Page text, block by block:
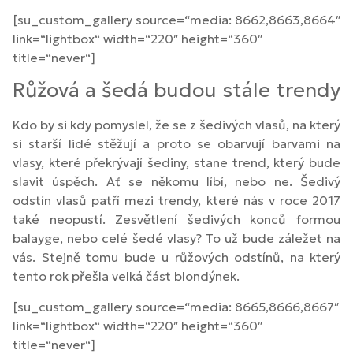
[su_custom_gallery source=“media: 8662,8663,8664″
link=“lightbox“ width=“220″ height=“360″
title=“never“]
Růžová a šedá budou stále trendy
Kdo by si kdy pomyslel, že se z šedivých vlasů, na který
si starší lidé stěžují a proto se obarvují barvami na
vlasy, které překrývají šediny, stane trend, který bude
slavit úspěch. Ať se někomu líbí, nebo ne. Šedivý
odstín vlasů patří mezi trendy, které nás v roce 2017
také neopustí. Zesvětlení šedivých konců formou
balayge, nebo celé šedé vlasy? To už bude záležet na
vás. Stejně tomu bude u růžových odstínů, na který
tento rok přešla velká část blondýnek.
[su_custom_gallery source=“media: 8665,8666,8667″
link=“lightbox“ width=“220″ height=“360″
title=“never“]